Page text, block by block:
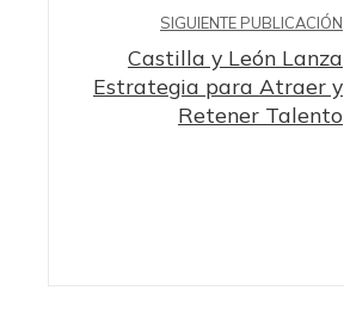
SIGUIENTE PUBLICACIÓN
Castilla y León Lanza
Estrategia para Atraer y
Retener Talento